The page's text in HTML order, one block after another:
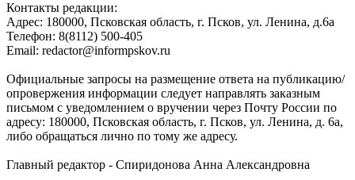
Контакты редакции:
Адреc: 180000, Псковская область, г. Псков, ул. Ленина, д.6а
Телефон: 8(8112) 500-405
Email: redactor@informpskov.ru
Официальные запросы на размещение ответа на публикацию/
опровержения информации следует направлять заказным
письмом с уведомлением о вручении через Почту России по
адресу: 180000, Псковская область, г. Псков, ул. Ленина, д. 6а,
либо обращаться лично по тому же адресу.
Главный редактор - Спиридонова Анна Александровна